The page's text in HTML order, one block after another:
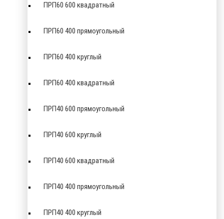
ПРП60 600 квадратный
ПРП60 400 прямоугольный
ПРП60 400 круглый
ПРП60 400 квадратный
ПРП40 600 прямоугольный
ПРП40 600 круглый
ПРП40 600 квадратный
ПРП40 400 прямоугольный
ПРП40 400 круглый